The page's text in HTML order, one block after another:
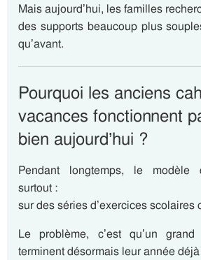
Mais aujourd’hui, les familles
des supports beaucoup plus
qu’avant.
Pourquoi les anciens
vacances fonctionnent
bien aujourd’hui ?
Pendant longtemps, le modèle
surtout :
sur des séries d’exercices scolaires
Le problème, c’est qu’un grand
terminent désormais leur année